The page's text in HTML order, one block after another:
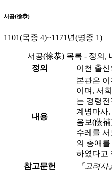
서공(徐恭)
1101(목종 4)~1171년(명종 1)
서공(徐恭) 목록 - 정의,
정의
이천 출
내용
본관은
이며, 서
는 경령
계병마사,
음보(蔭
수레를
의 총애
하였다고
참고문헌
『고려사